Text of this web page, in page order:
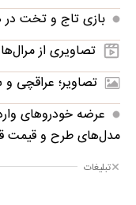
بازی تاج و تخت در
تصاویری از
تصاویر؛ عراقچی
مدل‌های طرح و قیمت
تبلیغات